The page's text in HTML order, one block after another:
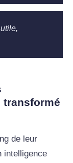
transformé
de leur
intelligence